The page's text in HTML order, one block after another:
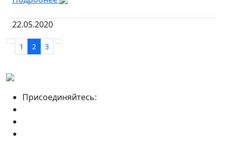
22.05.2020
1 2 3
Присоединяйтесь: